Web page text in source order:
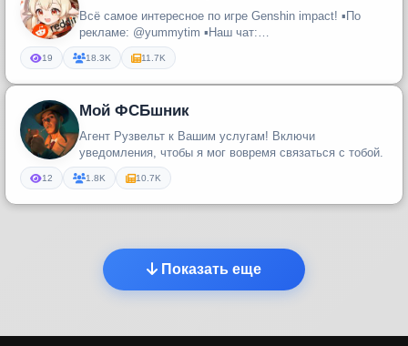
Всё самое интересное по игре Genshin impact! ▪️По
рекламе: @yummytim ▪️Наш чат:
@genshin_reddit_chat_ru
19 18.3K 11.7K
Мой ФСБшник
Агент Рузвельт к Вашим услугам! Включи
уведомления, чтобы я мог вовремя связаться с тобой.
12 1.8K 10.7K
Показать еще